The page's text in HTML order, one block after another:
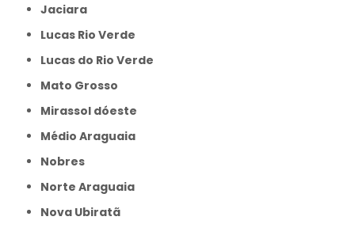
Jaciara
Lucas Rio Verde
Lucas do Rio Verde
Mato Grosso
Mirassol dóeste
Médio Araguaia
Nobres
Norte Araguaia
Nova Ubiratã